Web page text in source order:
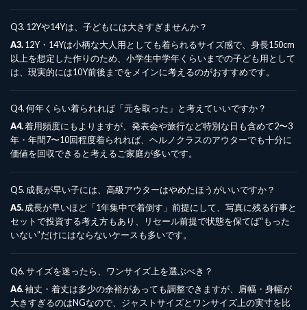
Q3. 12Yや14Yは、子どもには大きすぎませんか？
A3.12Y・14Yは小柄な大人用としても着られるサイズ感で、身長150cm
以上を想定した作りのため、小学生中学年くらいまでの子ども用として
は、現実的には10Y前後までをメインに考えるのがおすすめです。
Q4. 何年くらい着られれば「元を取った」と考えていいですか？
A4.着用頻度にもよりますが、発表会や旅行など特別な日も含めて2〜3
年・年間7〜10回程度着られれば、ヘルノクラスのアウターでも十分に
価値を回収できると考えるご家庭が多いです。
Q5. 成長が早い子には、高級アウターはやめたほうがいいですか？
A5.成長が早いほど「1年集中で着倒す」前提にして、写真に残る行事と
セットで投資する考え方もあり、リセール前提で状態を保てば“もった
いない”だけにはならないケースも多いです。
Q6. サイズを迷ったら、ワンサイズ上を選ぶべき？
A6.袖丈・着丈は多少の余裕があっても調整できますが、肩幅・身幅が
大きすぎるのはNGなので、ジャストサイズとワンサイズ上の実寸を比